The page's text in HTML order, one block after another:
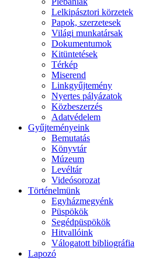
Lelkipásztori körzetek
Papok, szerzetesek
Világi munkatársak
Dokumentumok
Kitüntetések
Térkép
Miserend
Linkgyűjtemény
Nyertes pályázatok
Közbeszerzés
Adatvédelem
Gyűjteményeink
Bemutatás
Könyvtár
Múzeum
Levéltár
Videósorozat
Történelmünk
Egyházmegyénk
Püspökök
Segédpüspökök
Hitvallóink
Válogatott bibliográfia
Lapozó